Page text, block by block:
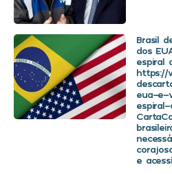
Brasil
dos
espiral
https://
eua-e-
e